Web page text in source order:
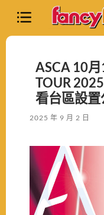
ASCA 10
TOUR
看台區設置
2025 年 9 月 2 日